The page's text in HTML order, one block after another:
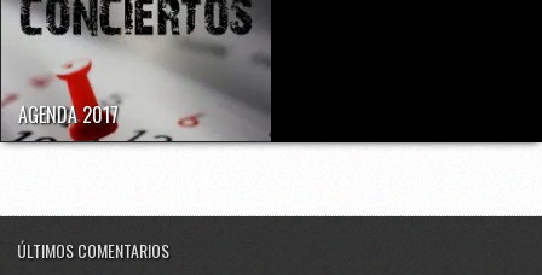
AGENDA 2017
ÚLTIMOS COMENTARIOS